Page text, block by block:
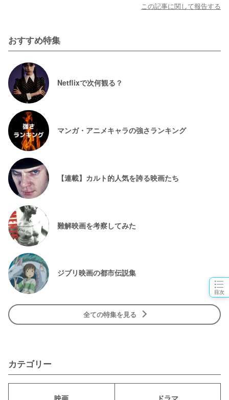
目次
この記事に関して報告する
おすすめ特集
Netflixで次何観る？
マンガ・アニメキャラの強さランキング
【連載】カルト的人気を誇る映画たち
難解映画を考察してみた
ジブリ映画の都市伝説集
全ての特集を見る
カテゴリー